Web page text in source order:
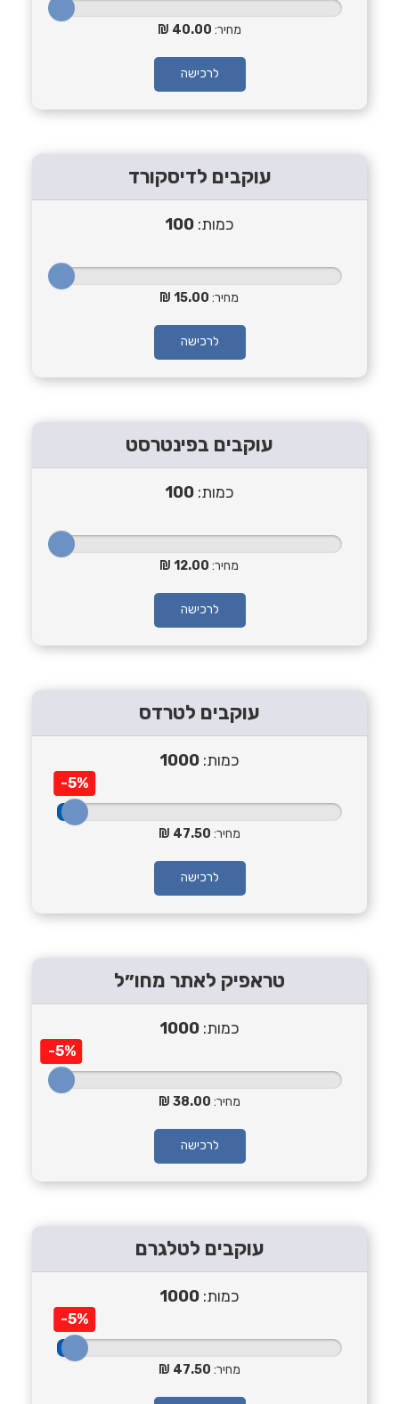
מחיר: 40.00
לרכישה
עוקבים לדיסקורד
כמות: 100
מחיר: 15.00
לרכישה
עוקבים בפינטרסט
כמות: 100
מחיר: 12.00
לרכישה
עוקבים לטרדס
כמות: 1000
-5%
מחיר: 47.50
לרכישה
טראפיק לאתר מחו״ל
כמות: 1000
-5%
מחיר: 38.00
לרכישה
עוקבים לטלגרם
כמות: 1000
-5%
מחיר: 47.50